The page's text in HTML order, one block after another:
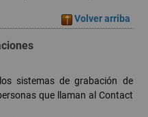
Volver arriba
sistemas de grabación de
que llaman al Contact